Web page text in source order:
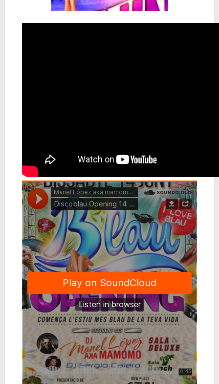
🥊 ¿Michael Jackson golpeó a Tupac? El rumor más explosivo del hip-hop, contado con detalle
Modern Talking: ¿Debe volver el dúo más famoso del eurodisco? La polémica que divide a millones de fans